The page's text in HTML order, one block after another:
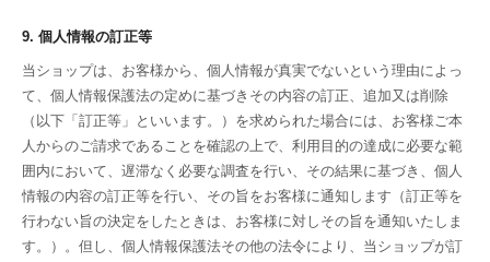
9. 個人情報の訂正等
当ショップは、お客様から、個人情報が真実でないという理由によっ
て、個人情報保護法の定めに基づきその内容の訂正、追加又は削除
（以下「訂正等」といいます。）を求められた場合には、お客様ご本
人からのご請求であることを確認の上で、利用目的の達成に必要な範
囲内において、遅滞なく必要な調査を行い、その結果に基づき、個人
情報の内容の訂正等を行い、その旨をお客様に通知します（訂正等を
行わない旨の決定をしたときは、お客様に対しその旨を通知いたしま
す。）。但し、個人情報保護法その他の法令により、当ショップが訂